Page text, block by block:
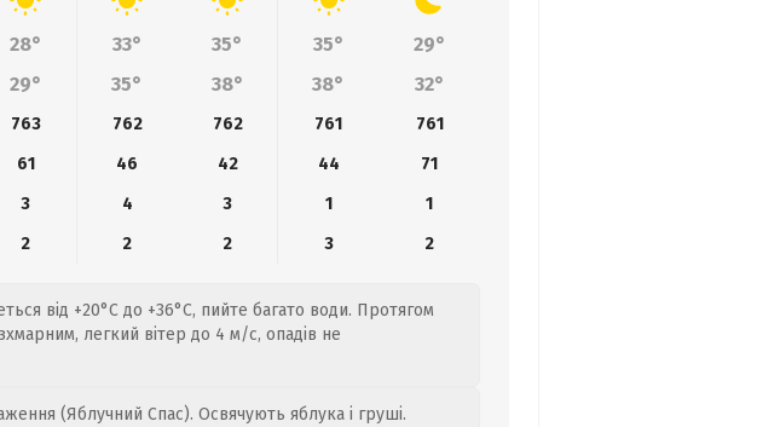
28° 33° 35° 35°
29°
29° 35° 38° 38° 32°
763 762 762 761
761
61 46 42 44
71
3 4 3 1
1
2 2 2 3 2
від +20°C до +36°C, пийте багато води. Протягом
легкий вітер до 4 м/с, опадів не
(Яблучний Спас). Освячують яблука і груші.